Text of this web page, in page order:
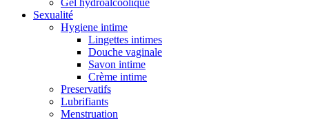
Sexualité
Hygiene intime
Lingettes intimes
Douche vaginale
Savon intime
Crème intime
Preservatifs
Lubrifiants
Menstruation